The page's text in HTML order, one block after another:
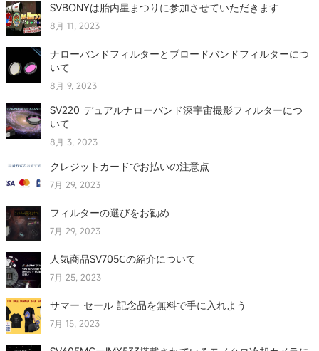
SVBONYは胎内星まつりに参加させていただきます
8月 11, 2023
ナローバンドフィルターとブロードバンドフィルターにつ
いて
8月 9, 2023
SV220 デュアルナローバンド深宇宙撮影フィルターにつ
いて
8月 3, 2023
クレジットカードでお払いの注意点
7月 29, 2023
フィルターの選びをお勧め
7月 29, 2023
人気商品SV705Ⅽの紹介について
7月 25, 2023
サマー セール 記念品を無料で手に入れよう
7月 15, 2023